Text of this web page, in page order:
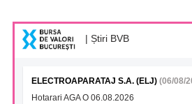
| Știri BVB
ELECTROAPARATAJ S.A. (ELJ) (06/08/
Hotarari AGA O 06.08.2026